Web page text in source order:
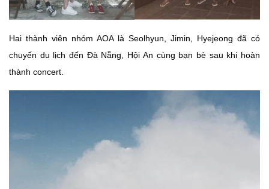
Hai thành viên nhóm AOA là Seolhyun, Jimin, Hyejeong đã có
chuyến du lịch đến Đà Nẵng, Hội An cùng bạn bè sau khi hoàn
thành concert.